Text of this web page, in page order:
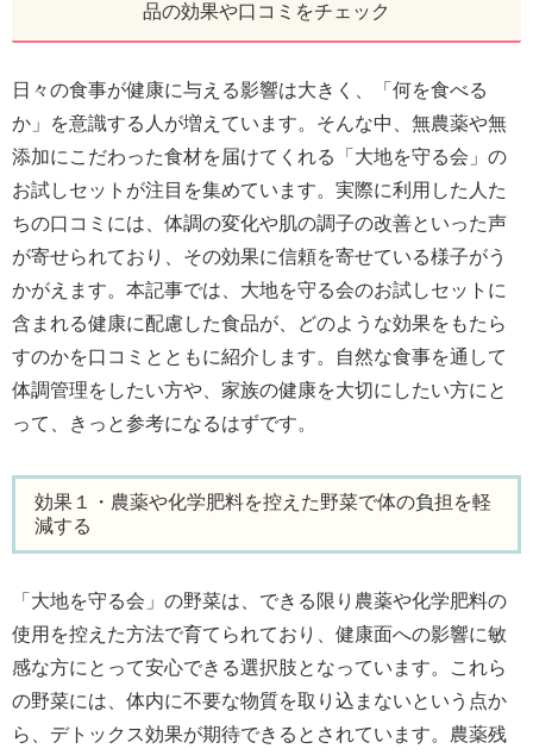
品の効果や口コミをチェック
日々の食事が健康に与える影響は大きく、「何を食べる
か」を意識する人が増えています。そんな中、無農薬や無
添加にこだわった食材を届けてくれる「大地を守る会」の
お試しセットが注目を集めています。実際に利用した人た
ちの口コミには、体調の変化や肌の調子の改善といった声
が寄せられており、その効果に信頼を寄せている様子がう
かがえます。本記事では、大地を守る会のお試しセットに
含まれる健康に配慮した食品が、どのような効果をもたら
すのかを口コミとともに紹介します。自然な食事を通して
体調管理をしたい方や、家族の健康を大切にしたい方にと
って、きっと参考になるはずです。
効果１・農薬や化学肥料を控えた野菜で体の負担を軽
減する
「大地を守る会」の野菜は、できる限り農薬や化学肥料の
使用を控えた方法で育てられており、健康面への影響に敏
感な方にとって安心できる選択肢となっています。これら
の野菜には、体内に不要な物質を取り込まないという点か
ら、デトックス効果が期待できるとされています。農薬残